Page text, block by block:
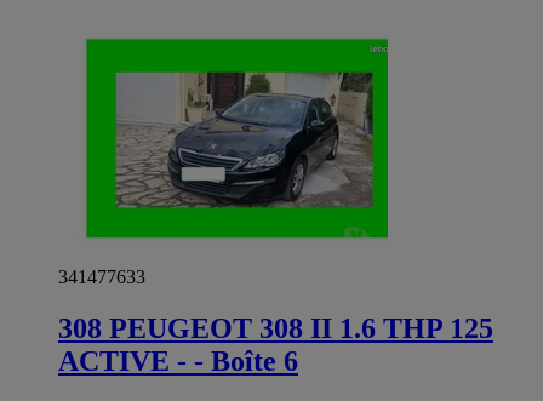
341477633
308 PEUGEOT 308 II 1.6 THP 125
ACTIVE - - Boîte 6